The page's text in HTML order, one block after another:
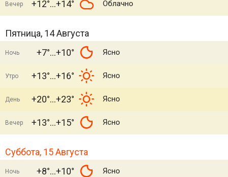
Вечер +12° +14° Облачно
Пятница, 14 Августа
Ночь +7° +10° Ясно
Утро +13° +16° Ясно
День +20° +23° Ясно
Вечер +13° +15° Ясно
Суббота, 15 Августа
Ночь +8° +10° Ясно